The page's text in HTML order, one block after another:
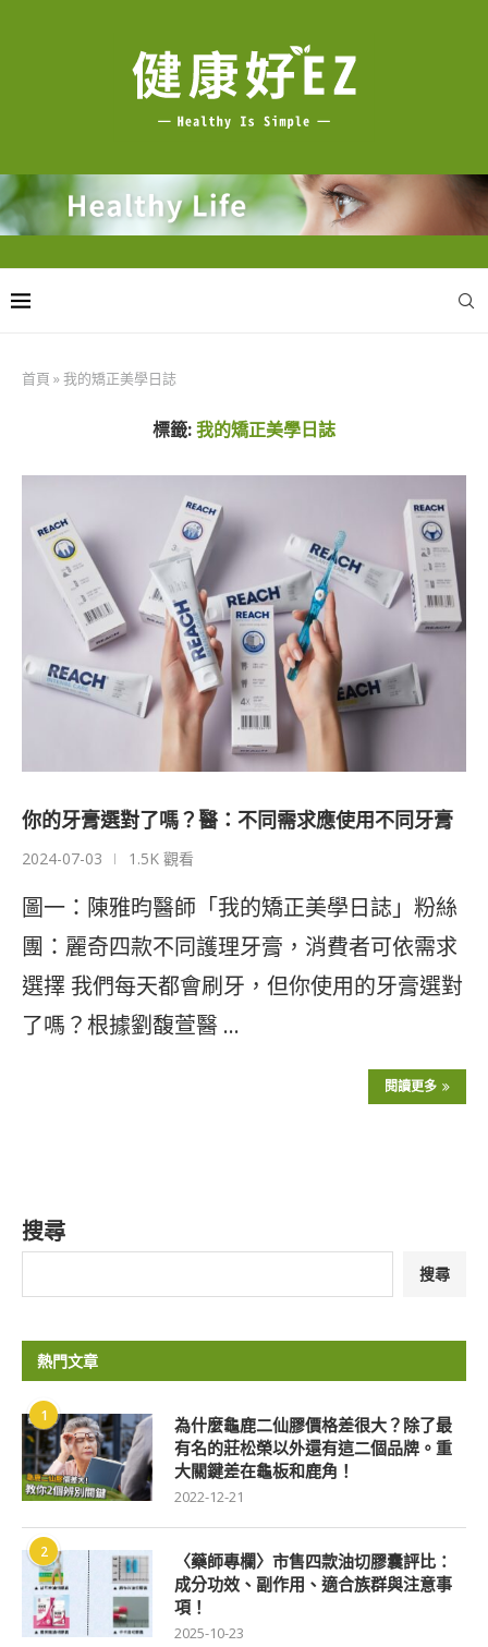
首頁 »我的矯正美學日誌
標籤:我的矯正美學日誌
你的牙膏選對了嗎？醫：不同需求應使用不同牙膏
2024-07-03 1.5K 觀看
圖一：陳雅昀醫師「我的矯正美學日誌」粉絲
團：麗奇四款不同護理牙膏，消費者可依需求
選擇 我們每天都會刷牙，但你使用的牙膏選對
了嗎？根據劉馥萱醫 …
閱讀更多
搜尋
搜尋
熱門文章
1
為什麼龜鹿二仙膠價格差很大？除了最
有名的莊松榮以外還有這二個品牌。重
大關鍵差在龜板和鹿角！
2022-12-21
2
〈藥師專欄〉市售四款油切膠囊評比：
成分功效、副作用、適合族群與注意事
項！
2025-10-23